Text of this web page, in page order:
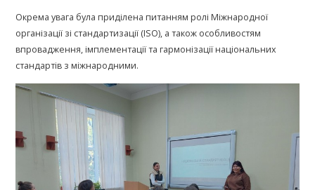
Окрема увага була приділена питанням ролі Міжнародної
організації зі стандартизації (ISO), а також особливостям
впровадження, імплементації та гармонізації національних
стандартів з міжнародними.